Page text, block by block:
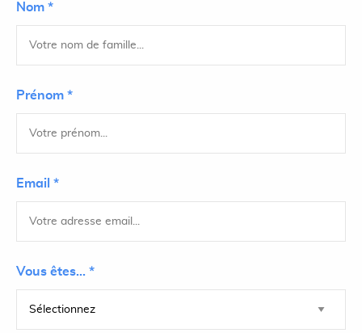
Nom *
Prénom *
Email *
Vous êtes... *